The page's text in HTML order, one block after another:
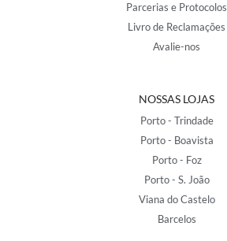
Parcerias e Protocolos
Livro de Reclamações
Avalie-nos
NOSSAS LOJAS
Porto - Trindade
Porto - Boavista
Porto - Foz
Porto - S. João
Viana do Castelo
Barcelos